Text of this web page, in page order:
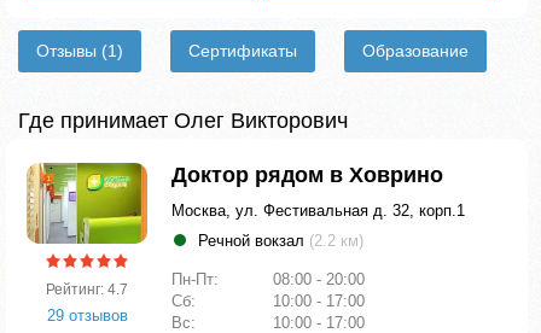
Отзывы (1) Сертификаты Образование
Где принимает Олег Викторович
Рейтинг: 4.7
29 отзывов
Доктор рядом в Ховрино
Москва, ул. Фестивальная д. 32, корп.1
Речной вокзал (2.2 км)
Пн-Пт:
08:00 - 20:00
Сб:
10:00 - 17:00
Вс:
10:00 - 17:00